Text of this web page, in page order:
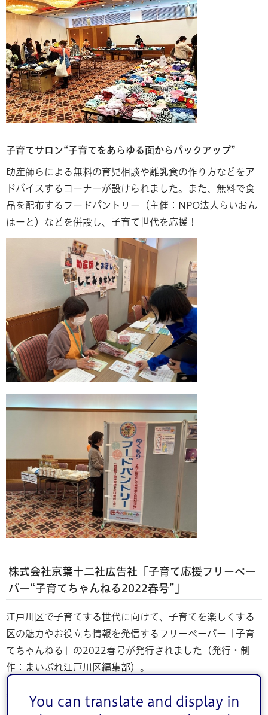
子育てサロン“子育てをあらゆる面からバックアップ”
助産師らによる無料の育児相談や離乳食の作り方などをア
ドバイスするコーナーが設けられました。また、無料で食
品を配布するフードパントリー（主催：NPO法人らいおん
はーと）などを併設し、子育て世代を応援！
株式会社京葉十二社広告社「子育て応援フリーペー
パー“子育てちゃんねる2022春号”」
江戸川区で子育てする世代に向けて、子育てを楽しくする
区の魅力やお役立ち情報を発信するフリーペーパー「子育
てちゃんねる」の2022春号が発行されました（発行・制
作：まいぷれ江戸川区編集部）。
特集